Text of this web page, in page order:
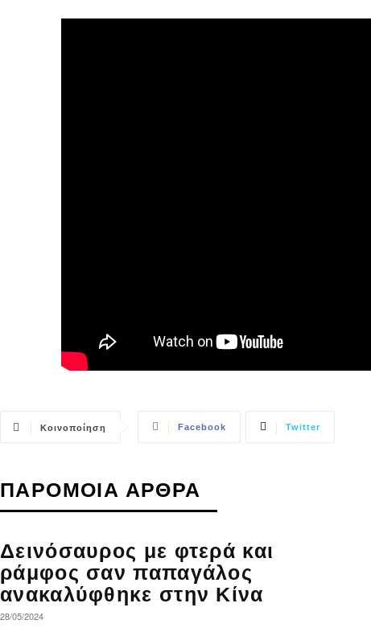
Κοινοποίηση Facebook Twitter
ΠΑΡΟΜΟΙΑ ΑΡΘΡΑ
Δεινόσαυρος με φτερά και
ράμφος σαν παπαγάλος
ανακαλύφθηκε στην Κίνα
28/05/2024